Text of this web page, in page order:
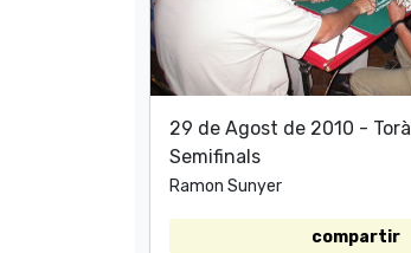
29 de Agost de 2010 - Torà
Semifinals
Ramon Sunyer
compartir